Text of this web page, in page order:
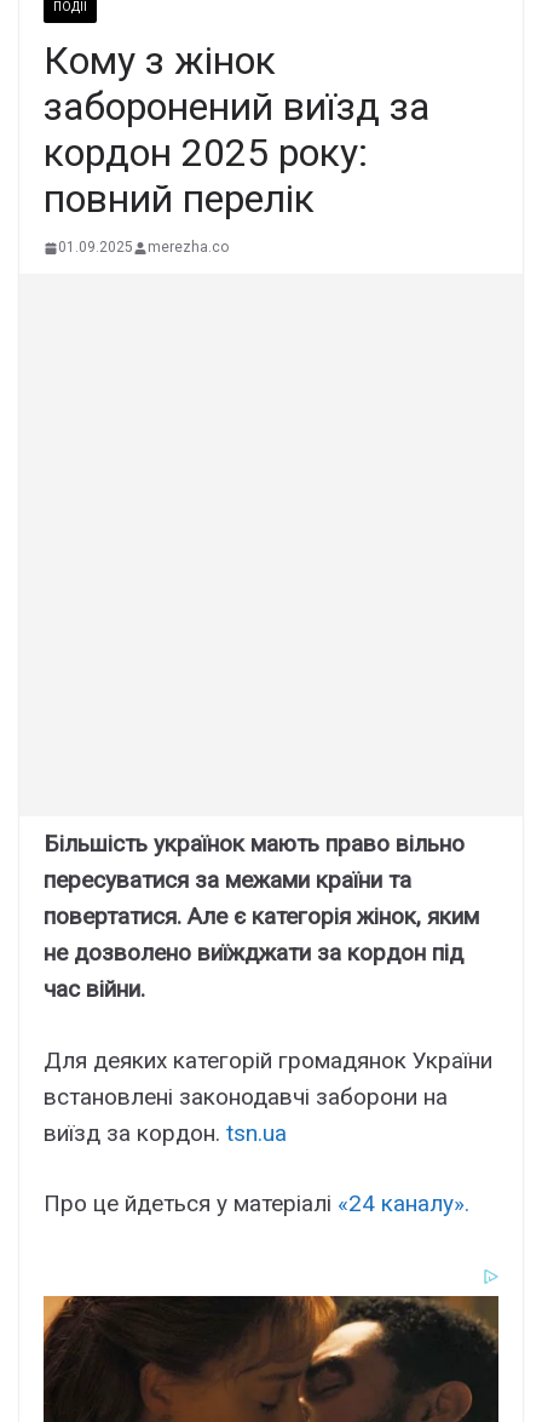
ПОДІЇ
Кому з жінок
заборонений виїзд за
кордон 2025 року:
повний перелік
01.09.2025 merezha.co
Більшість українок мають право вільно
пересуватися за межами країни та
повертатися. Але є категорія жінок, яким
не дозволено виїжджати за кордон під
час війни.
Для деяких категорій громадянок України
встановлені законодавчі заборони на
виїзд за кордон. tsn.ua
Про це йдеться у матеріалі «24 каналу».